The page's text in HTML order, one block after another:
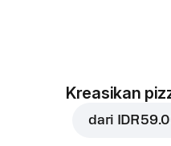
Kreasikan
dari IDR